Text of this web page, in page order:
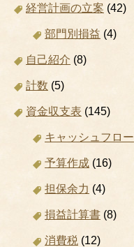
経営計画の立案 (42)
部門別損益 (4)
自己紹介 (8)
計数 (5)
資金収支表 (145)
キャッシュフロー
予算作成 (16)
担保余力 (4)
損益計算書 (8)
消費税 (12)